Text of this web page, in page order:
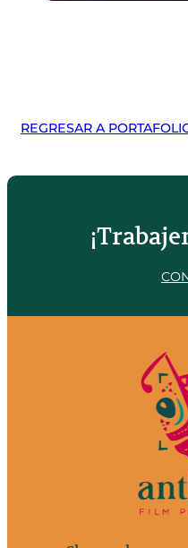
REGRESAR A